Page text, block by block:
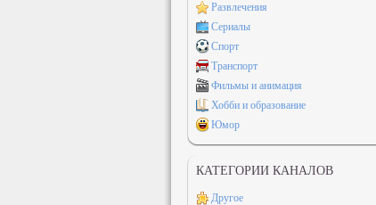
Развлечения
Сериалы
Спорт
Транспорт
Фильмы и анимация
Хобби и образование
Юмор
КАТЕГОРИИ КАНАЛОВ
Другое